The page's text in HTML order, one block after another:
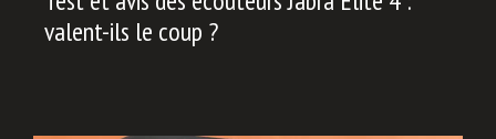
valent-ils le coup ?